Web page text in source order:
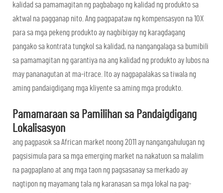
kalidad sa pamamagitan ng pagbabago ng kalidad ng produkto sa
aktwal na pagganap nito. Ang pagpapataw ng kompensasyon na 10X
para sa mga pekeng produkto ay nagbibigay ng karagdagang
pangako sa kontrata tungkol sa kalidad, na nangangalaga sa bumibili
sa pamamagitan ng garantiya na ang kalidad ng produkto ay lubos na
may pananagutan at ma-itrace. Ito ay nagpapalakas sa tiwala ng
aming pandaigdigang mga kliyente sa aming mga produkto.
Pamamaraan sa Pamilihan sa Pandaigdigang
Lokalisasyon
ang pagpasok sa African market noong 2011 ay nangangahulugan ng
pagsisimula para sa mga emerging market na nakatuon sa malalim
na pagpaplano at ang mga taon ng pagsasanay sa merkado ay
nagtipon ng mayamang tala ng karanasan sa mga lokal na pag-